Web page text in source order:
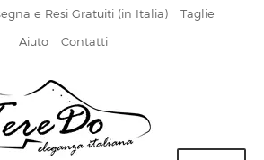
e Resi Gratuiti (in Italia)
Taglie
Aiuto
Contatti